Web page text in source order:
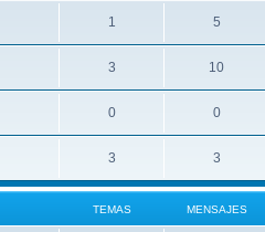
1 5
3 10
0 0
3 3
TEMAS MENSAJES